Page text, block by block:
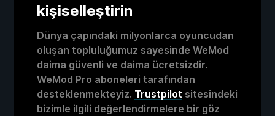
kişiselleştirin
Dünya çapındaki milyonlarca oyuncudan
oluşan topluluğumuz sayesinde WeMod
daima güvenli ve daima ücretsizdir.
WeMod Pro aboneleri tarafından
desteklenmekteyiz. Trustpilot sitesindeki
bizimle ilgili değerlendirmelere bir göz